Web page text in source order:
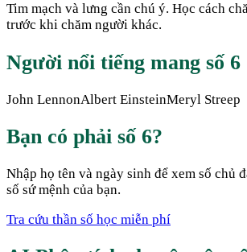
Tim mạch và lưng cần chú ý. Học cách
trước khi chăm người khác.
Người nổi tiếng mang số 6
John LennonAlbert EinsteinMeryl Streep
Bạn có phải số 6?
Nhập họ tên và ngày sinh để xem số chủ
số sứ mệnh của bạn.
Tra cứu thần số học miễn phí